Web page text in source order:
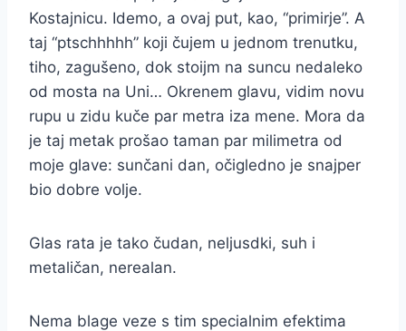
Kostajnicu. Idemo, a ovaj put, kao, “primirje”. A
taj “ptschhhhh” koji čujem u jednom trenutku,
tiho, zagušeno, dok stoijm na suncu nedaleko
od mosta na Uni… Okrenem glavu, vidim novu
rupu u zidu kuče par metra iza mene. Mora da
je taj metak prošao taman par milimetra od
moje glave: sunčani dan, očigledno je snajper
bio dobre volje.
Glas rata je tako čudan, neljusdki, suh i
metaličan, nerealan.
Nema blage veze s tim specialnim efektima